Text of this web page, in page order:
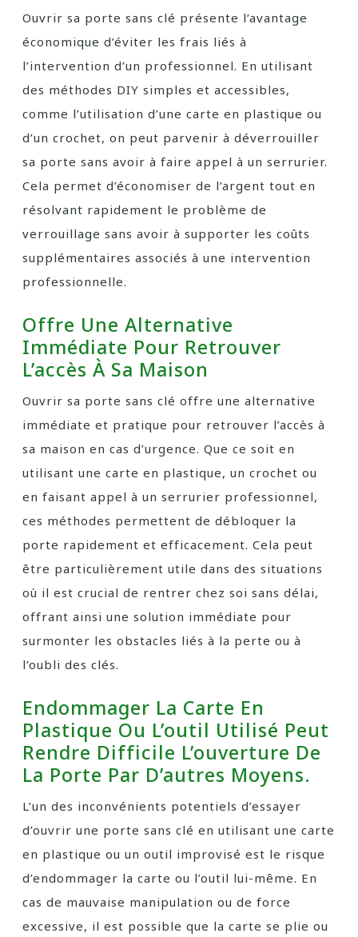
Ouvrir sa porte sans clé présente l’avantage
économique d’éviter les frais liés à
l’intervention d’un professionnel. En utilisant
des méthodes DIY simples et accessibles,
comme l’utilisation d’une carte en plastique ou
d’un crochet, on peut parvenir à déverrouiller
sa porte sans avoir à faire appel à un serrurier.
Cela permet d’économiser de l’argent tout en
résolvant rapidement le problème de
verrouillage sans avoir à supporter les coûts
supplémentaires associés à une intervention
professionnelle.
Offre Une Alternative
Immédiate Pour Retrouver
L’accès À Sa Maison
Ouvrir sa porte sans clé offre une alternative
immédiate et pratique pour retrouver l’accès à
sa maison en cas d’urgence. Que ce soit en
utilisant une carte en plastique, un crochet ou
en faisant appel à un serrurier professionnel,
ces méthodes permettent de débloquer la
porte rapidement et efficacement. Cela peut
être particulièrement utile dans des situations
où il est crucial de rentrer chez soi sans délai,
offrant ainsi une solution immédiate pour
surmonter les obstacles liés à la perte ou à
l’oubli des clés.
Endommager La Carte En
Plastique Ou L’outil Utilisé Peut
Rendre Difficile L’ouverture De
La Porte Par D’autres Moyens.
L’un des inconvénients potentiels d’essayer
d’ouvrir une porte sans clé en utilisant une carte
en plastique ou un outil improvisé est le risque
d’endommager la carte ou l’outil lui-même. En
cas de mauvaise manipulation ou de force
excessive, il est possible que la carte se plie ou